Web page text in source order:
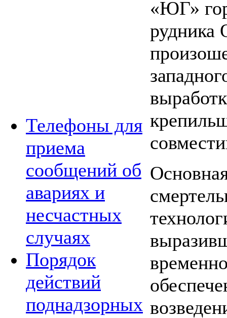
Телефоны для
приема
сообщений об
авариях и
несчастных
случаях
Порядок
действий
поднадзорных
«ЮГ»
рудника